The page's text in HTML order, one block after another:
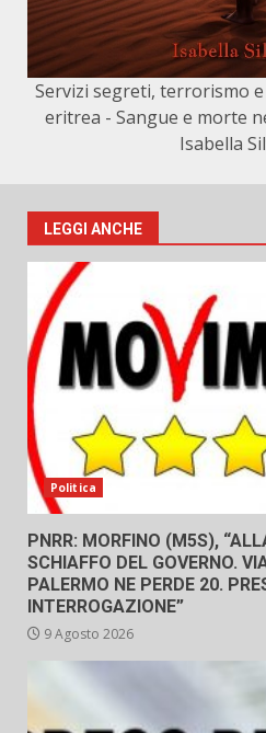
Servizi segreti, terrorismo
eritrea - Sangue e morte
Isabella
LEGGI ANCHE
Politica
PNRR: MORFINO (M5S),
SCHIAFFO DEL GOVERNO.
PALERMO NE PERDE 20.
INTERROGAZIONE”
9 Agosto 2026